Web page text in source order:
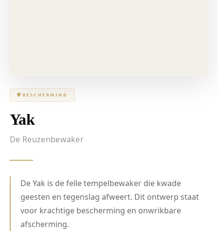
🛡 BESCHERMING
Yak
De Reuzenbewaker
De Yak is de felle tempelbewaker die kwade
geesten en tegenslag afweert. Dit ontwerp staat
voor krachtige bescherming en onwrikbare
afscherming.